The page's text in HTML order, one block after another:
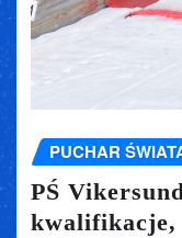
PUCHAR
PŚ
kwalifikacje,